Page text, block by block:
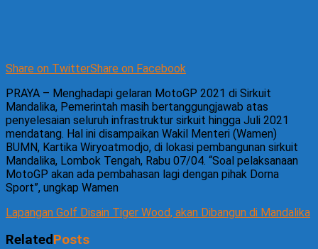
Share on TwitterShare on Facebook
PRAYA – Menghadapi gelaran MotoGP 2021 di Sirkuit
Mandalika, Pemerintah masih bertanggungjawab atas
penyelesaian seluruh infrastruktur sirkuit hingga Juli 2021
mendatang. Hal ini disampaikan Wakil Menteri (Wamen)
BUMN, Kartika Wiryoatmodjo, di lokasi pembangunan sirkuit
Mandalika, Lombok Tengah, Rabu 07/04. “Soal pelaksanaan
MotoGP akan ada pembahasan lagi dengan pihak Dorna
Sport”, ungkap Wamen
Lapangan Golf Disain Tiger Wood, akan Dibangun di Mandalika
RelatedPosts